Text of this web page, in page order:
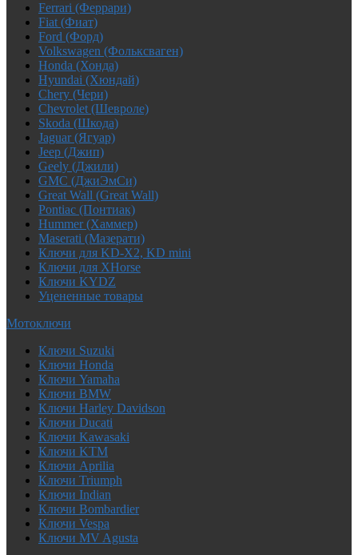
Ferrari (Феррари)
Fiat (Фиат)
Ford (Форд)
Volkswagen (Фольксваген)
Honda (Хонда)
Hyundai (Хюндай)
Chery (Чери)
Chevrolet (Шевроле)
Skoda (Шкода)
Jaguar (Ягуар)
Jeep (Джип)
Geely (Джили)
GMC (ДжиЭмСи)
Great Wall (Great Wall)
Pontiac (Понтиак)
Hummer (Хаммер)
Maserati (Мазерати)
Ключи для KD-X2, KD mini
Ключи для XHorse
Ключи KYDZ
Уцененные товары
Мотоключи
Ключи Suzuki
Ключи Honda
Ключи Yamaha
Ключи BMW
Ключи Harley Davidson
Ключи Ducati
Ключи Kawasaki
Ключи KTM
Ключи Aprilia
Ключи Triumph
Ключи Indian
Ключи Bombardier
Ключи Vespa
Ключи MV Agusta